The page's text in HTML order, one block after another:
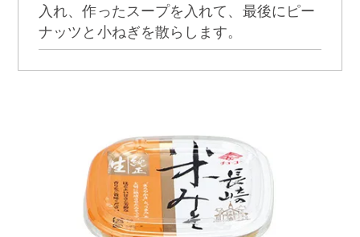
入れ、作ったスープを入れて、最後にピー
ナッツと小ねぎを散らします。